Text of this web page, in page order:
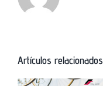
Artículos relacionados